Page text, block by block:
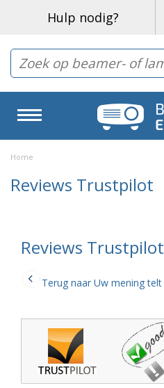
Hulp nodig?
Home
Reviews Trustpilot
Reviews Trustpilot
Terug naar Uw mening telt